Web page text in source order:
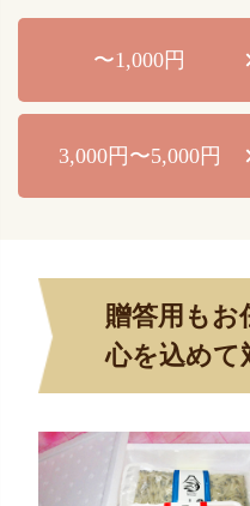
〜1,000円
3,000円〜5,000円
贈答用もお
心を込めて